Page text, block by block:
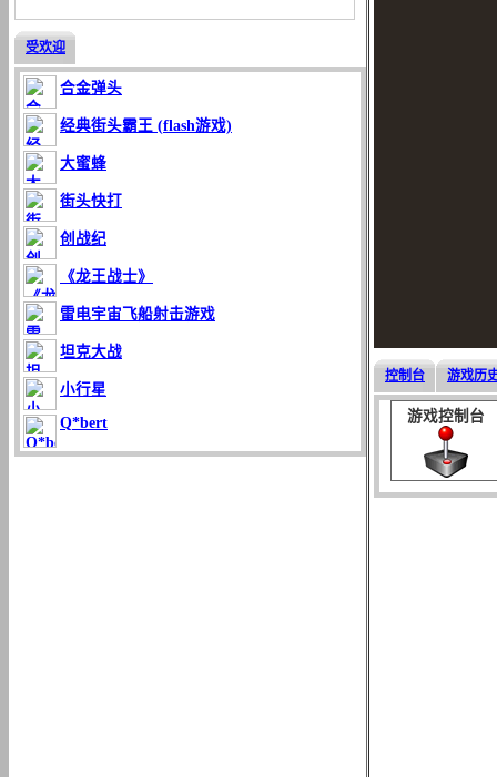
受欢迎
合金弹头
经典街头霸王 (flash游戏)
大蜜蜂
街头快打
创战纪
《龙王战士》
雷电宇宙飞船射击游戏
坦克大战
小行星
Q*bert
控制台 游戏历
游戏控制台